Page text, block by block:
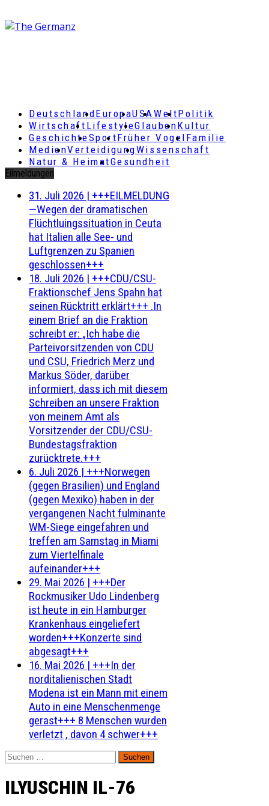
DeutschlandEuropaUSAWeltPolitik
Wirtschaft LifestyleGlaubenKultur
GeschichteSportFrüher Vogel Familie
MedienVerteidigungWissenschaft
Natur & HeimatGesundheit
Eilmeldungen
31. Juli 2026 | +++EILMELDUNG
—Wegen der dramatischen
Flüchtluingssituation in Ceuta
hat Italien alle See- und
Luftgrenzen zu Spanien
geschlossen+++
18. Juli 2026 | +++CDU/CSU-
Fraktionschef Jens Spahn hat
seinen Rücktritt erklärt+++ .In
einem Brief an die Fraktion
schreibt er: „Ich habe die
Parteivorsitzenden von CDU
und CSU, Friedrich Merz und
Markus Söder, darüber
informiert, dass ich mit diesem
Schreiben an unsere Fraktion
von meinem Amt als
Vorsitzender der CDU/CSU-
Bundestagsfraktion
zurücktrete.+++
6. Juli 2026 | +++Norwegen
(gegen Brasilien) und England
(gegen Mexiko) haben in der
vergangenen Nacht fulminante
WM-Siege eingefahren und
treffen am Samstag in Miami
zum Viertelfinale
aufeinander+++
29. Mai 2026 | +++Der
Rockmusiker Udo Lindenberg
ist heute in ein Hamburger
Krankenhaus eingeliefert
worden+++Konzerte sind
abgesagt+++
16. Mai 2026 | +++In der
norditalienischen Stadt
Modena ist ein Mann mit einem
Auto in eine Menschenmenge
gerast+++ 8 Menschen wurden
verletzt , davon 4 schwer+++
Suchen
nach:
ILYUSCHIN IL-76